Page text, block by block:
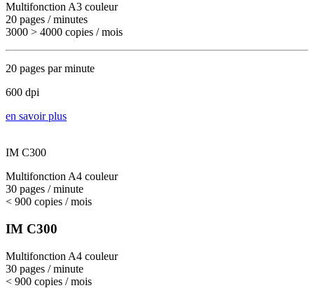
Multifonction A3 couleur
20 pages / minutes
3000 > 4000 copies / mois
20 pages par minute
600 dpi
en savoir plus
IM C300
Multifonction A4 couleur
30 pages / minute
< 900 copies / mois
IM C300
Multifonction A4 couleur
30 pages / minute
< 900 copies / mois